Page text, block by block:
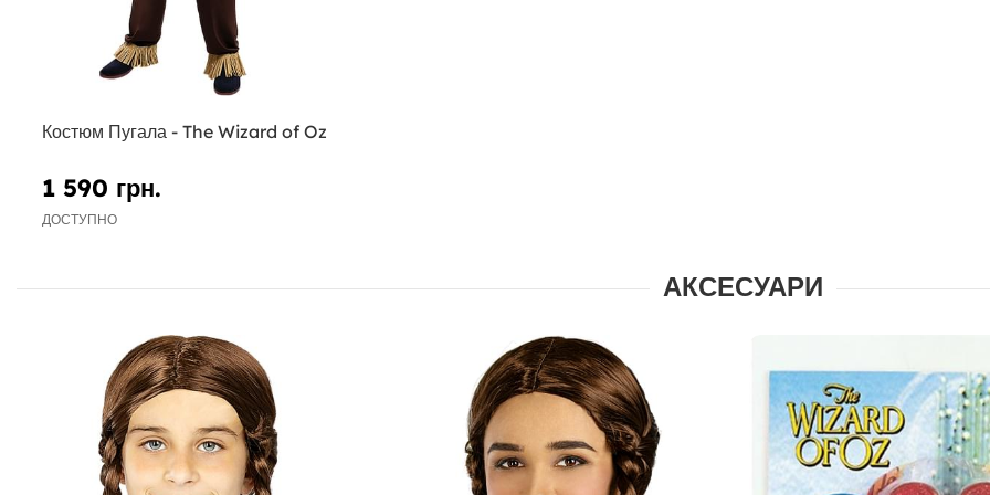
Костюм Пугала - The Wizard of Oz
1 590 грн.
ДОСТУПНО
АКСЕСУАРИ